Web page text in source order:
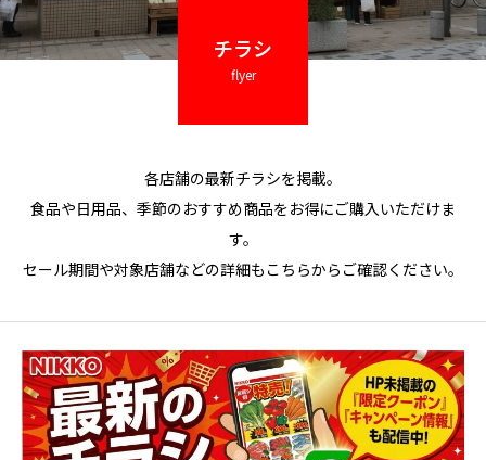
チラシ
flyer
各店舗の最新チラシを掲載。
食品や日用品、季節のおすすめ商品をお得にご購入いただけま
す。
セール期間や対象店舗などの詳細もこちらからご確認ください。